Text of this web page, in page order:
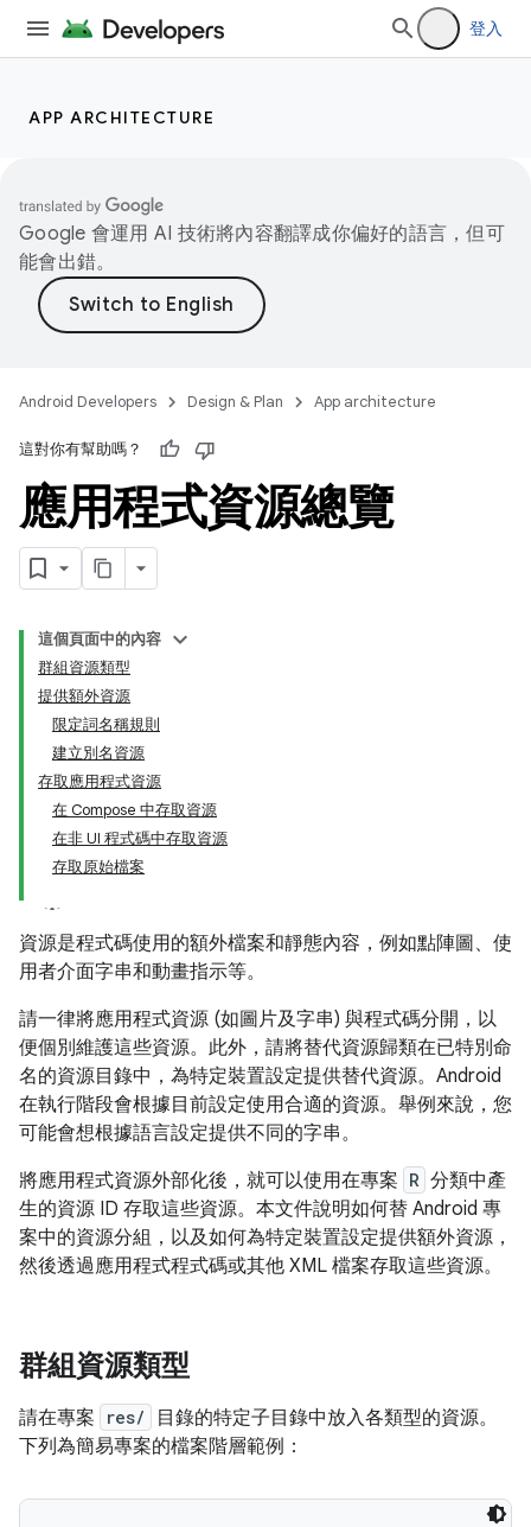
登入
APP ARCHITECTURE
Google 會運用 AI 技術將內容翻譯成你偏好的語言，但可
能會出錯。
Android Developers Design & Plan App architecture
這對你有幫助嗎？
應用程式資源總覽
這個頁面中的內容
群組資源類型
提供額外資源
限定詞名稱規則
建立別名資源
存取應用程式資源
在 Compose 中存取資源
在非 UI 程式碼中存取資源
存取原始檔案
資源是程式碼使用的額外檔案和靜態內容，例如點陣圖、使
用者介面字串和動畫指示等。
請一律將應用程式資源 (如圖片及字串) 與程式碼分開，以
便個別維護這些資源。此外，請將替代資源歸類在已特別命
名的資源目錄中，為特定裝置設定提供替代資源。Android
在執行階段會根據目前設定使用合適的資源。舉例來說，您
可能會想根據語言設定提供不同的字串。
將應用程式資源外部化後，就可以使用在專案 R 分類中產
生的資源 ID 存取這些資源。本文件說明如何替 Android 專
案中的資源分組，以及如何為特定裝置設定提供額外資源，
然後透過應用程式程式碼或其他 XML 檔案存取這些資源。
群組資源類型
請在專案 res/
目錄的特定子目錄中放入各類型的資源。
下列為簡易專案的檔案階層範例：